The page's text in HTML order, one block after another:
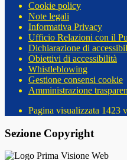
Cookie policy
Note legali
Informativa Privacy
Ufficio Relazioni con il
Dichiarazione di
Obiettivi di accessibilità
Whistleblowing
Gestione consensi cookie
Amministrazione
Pagina visualizzata 1423
Sezione Copyright